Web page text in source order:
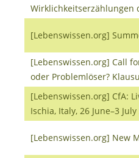
Wirklichkeitserzählungen
[Lebenswissen.org]
[Lebenswissen.org] Call
oder Problemlöser?
[Lebenswissen.org] CfA:
Ischia, Italy, 26 June–3
[Lebenswissen.org] New